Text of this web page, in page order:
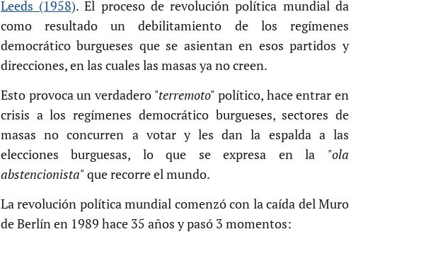
Leeds (1958). El proceso de revolución política mundial da
como resultado un debilitamiento de los regímenes
democrático burgueses que se asientan en esos partidos y
direcciones, en las cuales las masas ya no creen.
Esto provoca un verdadero "terremoto" político, hace entrar en
crisis a los regímenes democrático burgueses, sectores de
masas no concurren a votar y les dan la espalda a las
elecciones burguesas, lo que se expresa en la "ola
abstencionista"que recorre el mundo.
La revolución política mundial comenzó con la caída del Muro
de Berlín en 1989 hace 35 años y pasó 3 momentos: